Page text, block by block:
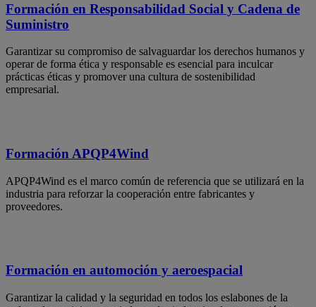
Formación en Responsabilidad Social y Cadena de
Suministro
Garantizar su compromiso de salvaguardar los derechos humanos y
operar de forma ética y responsable es esencial para inculcar
prácticas éticas y promover una cultura de sostenibilidad
empresarial.
Formación APQP4Wind
APQP4Wind es el marco común de referencia que se utilizará en la
industria para reforzar la cooperación entre fabricantes y
proveedores.
Formación en automoción y aeroespacial
Garantizar la calidad y la seguridad en todos los eslabones de la